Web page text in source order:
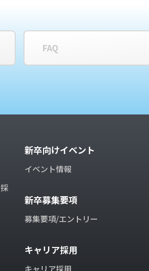
FAQ
新卒向けイベント
イベント情報
新卒募集要項
募集要項/エントリー
キャリア採用
キャリア採用